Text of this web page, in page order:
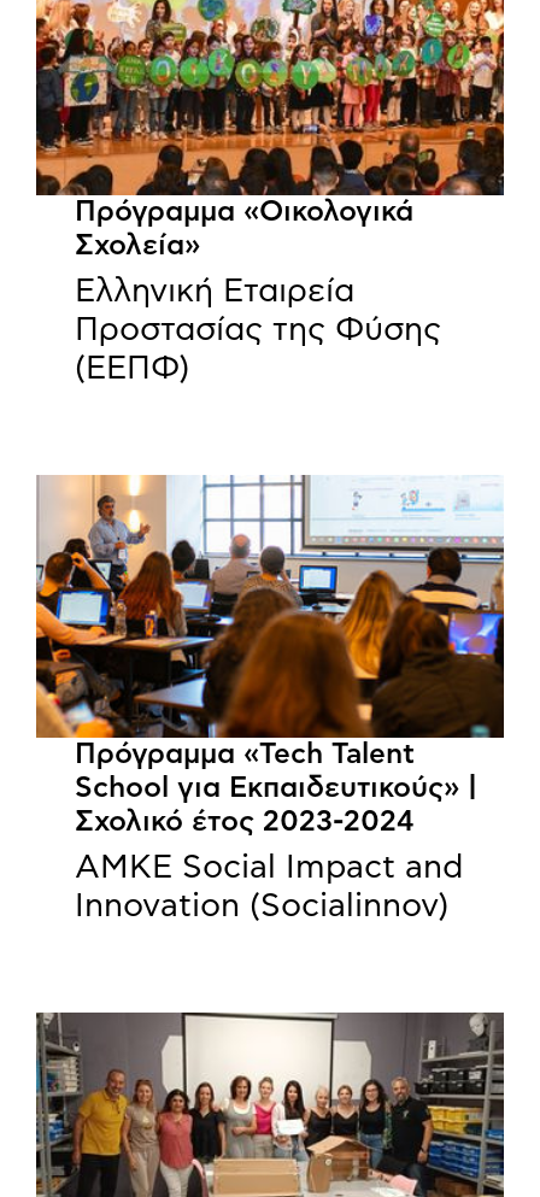
Πρόγραμμα «Οικολογικά
Σχολεία»
Ελληνική Εταιρεία
Προστασίας της Φύσης
(ΕΕΠΦ)
Πρόγραμμα «Tech Talent
School για Εκπαιδευτικούς» |
Σχολικό έτος 2023-2024
ΑΜΚΕ Social Impact and
Innovation (Socialinnov)